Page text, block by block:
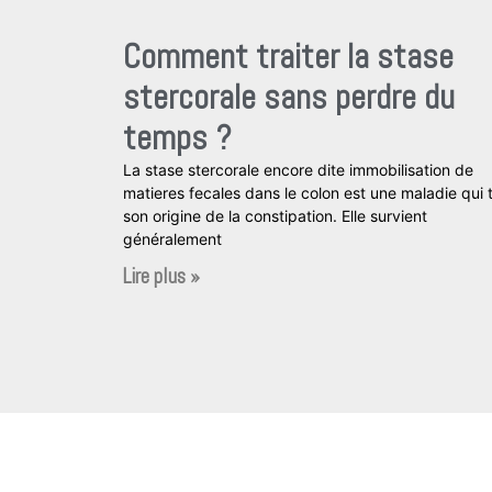
Comment traiter la stase
stercorale sans perdre du
temps ?
La stase stercorale encore dite immobilisation de
matieres fecales dans le colon est une maladie qui
son origine de la constipation. Elle survient
généralement
Lire plus »